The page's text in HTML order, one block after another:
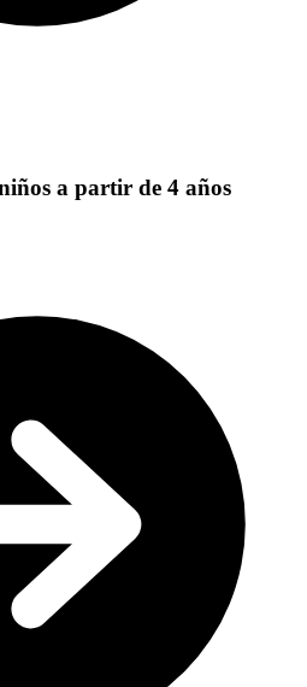
a partir de 4 años